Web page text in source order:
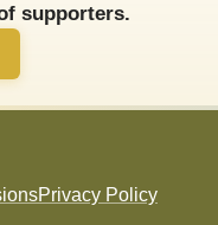
supporters.
Privacy Policy